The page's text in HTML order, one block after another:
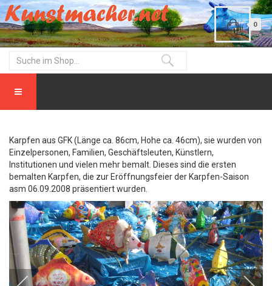
0
Karpfen aus GFK (Länge ca. 86cm, Hohe ca. 46cm), sie wurden von
Einzelpersonen, Familien, Geschäftsleuten, Künstlern,
Institutionen und vielen mehr bemalt. Dieses sind die ersten
bemalten Karpfen, die zur Eröffnungsfeier der Karpfen-Saison
asm 06.09.2008 präsentiert wurden.